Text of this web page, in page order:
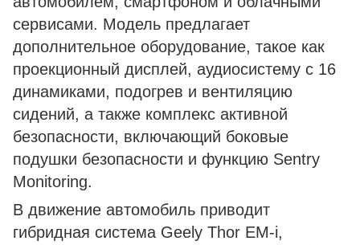
сервисами. Модель предлагает
дополнительное оборудование, такое как
проекционный дисплей, аудиосистему с 16
динамиками, подогрев и вентиляцию
сидений, а также комплекс активной
безопасности, включающий боковые
подушки безопасности и функцию Sentry
Monitoring.
В движение автомобиль приводит
гибридная система Geely Thor EM-i,